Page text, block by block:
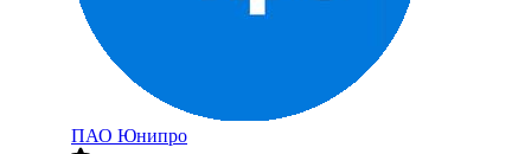
ПАО Юнипро